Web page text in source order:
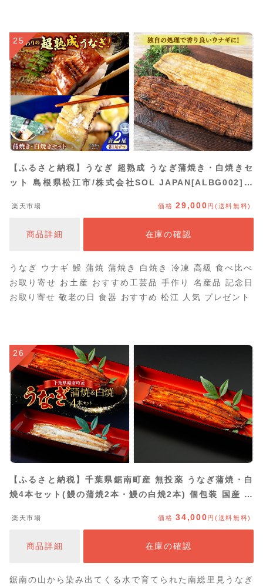
25
【ふるさと納税】うなぎ 超熟成 うなぎ蒲焼き・白焼きセ
ット 島根県松江市/株式会社SOL JAPAN[ALBG002]｜
き 白焼き 白焼 お取り寄せ おかず 惣菜 人気 スタミナ セ
楽天市場 価格29,000円(送料無料)
商品詳細 在庫の確認
うなぎ ウナギ 鰻 蒲焼 蒲焼き 白焼き 冷凍 高級 食べ比べ
お取り寄せ お土産 おすすめ工芸品 手作り 名産品 記念日
お取り寄せ 敬老の日 食器 おすすめ 松江 人気 プレゼント
26
【ふるさと納税】千葉県鋸南町産 無投薬 うなぎ蒲焼・白
焼4本セット(鰻の蒲焼2本・鰻の白焼2本) 個包装 国産 養
鋸南町 F22X-186
楽天市場 価格34,000 円(送料無料)
商品詳細 在庫の確認
鋸南の山から染み出てくる水で育てられた南総里見うなぎ